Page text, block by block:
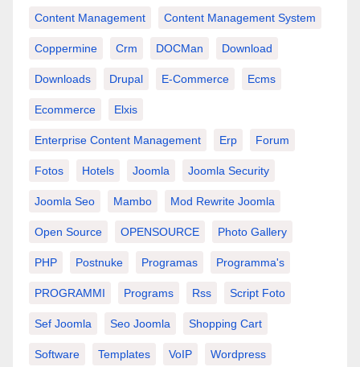
Content Management Content Management System
Coppermine Crm DOCMan Download
Downloads Drupal E-Commerce Ecms
Ecommerce Elxis
Enterprise Content Management Erp Forum
Fotos Hotels Joomla Joomla Security
Joomla Seo Mambo Mod Rewrite Joomla
Open Source OPENSOURCE Photo Gallery
PHP Postnuke Programas Programma's
PROGRAMMI Programs Rss Script Foto
Sef Joomla Seo Joomla Shopping Cart
Software Templates VoIP Wordpress